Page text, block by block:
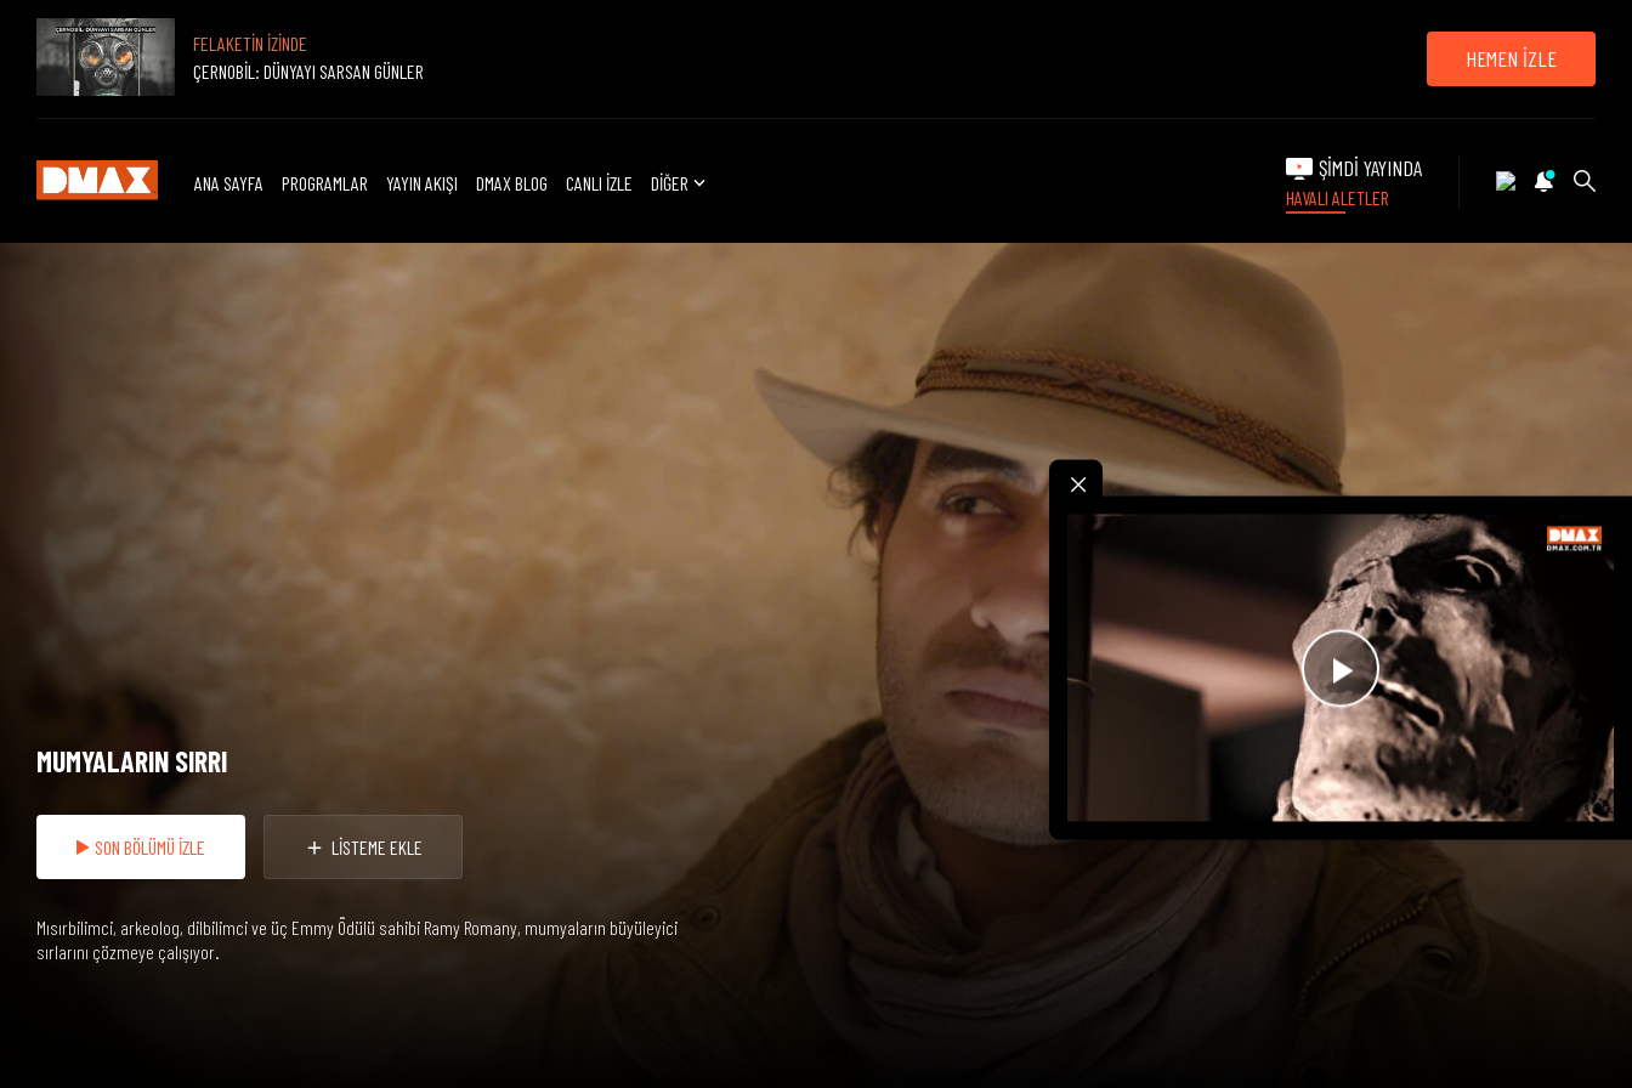
FELAKETİN İZİNDE
ÇERNOBİL: DÜNYAYI SARSAN GÜNLER
HEMEN İZLE
ANA SAYFA PROGRAMLAR YAYIN AKIŞI DMAX BLOG CANLI İZLE DİĞER
ŞİMDİ YAYINDA
HAVALI ALETLER
MUMYALARIN SIRRI
SON BÖLÜMÜ İZLE LİSTEME EKLE
Mısırbilimci, arkeolog, dilbilimci ve üç Emmy Ödülü sahibi Ramy Romany, mumyaların büyüleyici
sırlarını çözmeye çalışıyor.
Videoyu
Oynat